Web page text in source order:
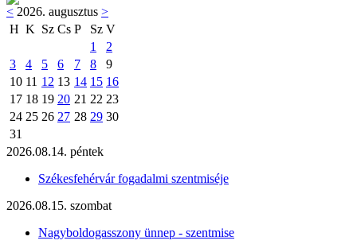
< 2026. augusztus >
H K Sz Cs P Sz V
1
2
3
4 5 6 7 8
9
10 11 12 13 14 15 16
17 18 19 20 21 22 23
24 25 26 27 28 29 30
31
2026.08.14. péntek
Székesfehérvár fogadalmi szentmiséje
2026.08.15. szombat
Nagyboldogasszony ünnep - szentmise